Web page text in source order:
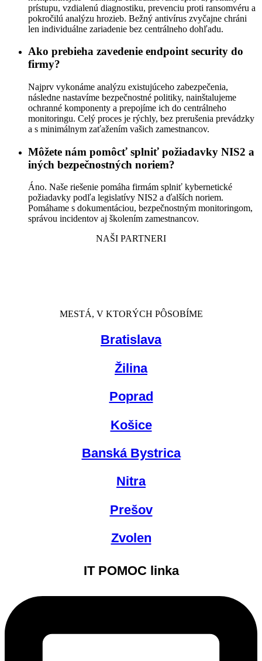
prístupu, vzdialenú diagnostiku, prevenciu proti ransomvéru a
pokročilú analýzu hrozieb. Bežný antivírus zvyčajne chráni
len individuálne zariadenie bez centrálneho dohľadu.
Ako prebieha zavedenie endpoint security do
firmy?
Najprv vykonáme analýzu existujúceho zabezpečenia,
následne nastavíme bezpečnostné politiky, nainštalujeme
ochranné komponenty a prepojíme ich do centrálneho
monitoringu. Celý proces je rýchly, bez prerušenia prevádzky
a s minimálnym zaťažením vašich zamestnancov.
Môžete nám pomôcť splniť požiadavky NIS2 a
iných bezpečnostných noriem?
Áno. Naše riešenie pomáha firmám splniť kybernetické
požiadavky podľa legislatívy NIS2 a ďalších noriem.
Pomáhame s dokumentáciou, bezpečnostným monitoringom,
správou incidentov aj školením zamestnancov.
NAŠI PARTNERI
MESTÁ, V KTORÝCH PÔSOBÍME
Bratislava
Žilina
Poprad
Košice
Banská Bystrica
Nitra
Prešov
Zvolen
IT POMOC linka